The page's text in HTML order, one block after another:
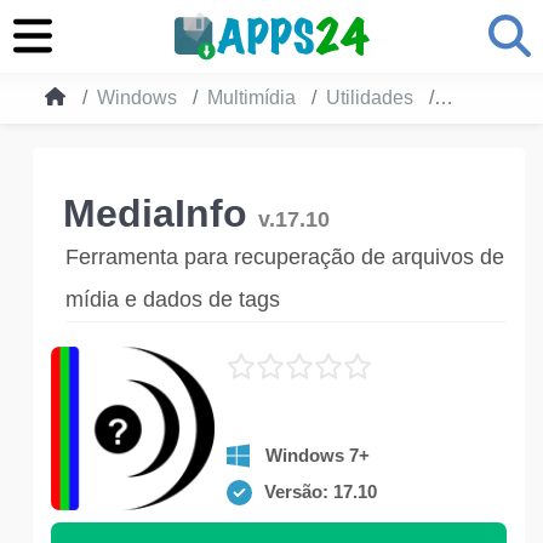
Windows Multimídia Utilidades MediaInfo
MediaInfo v.17.10
Ferramenta para recuperação de arquivos de
mídia e dados de tags
Windows 7+
Versão: 17.10